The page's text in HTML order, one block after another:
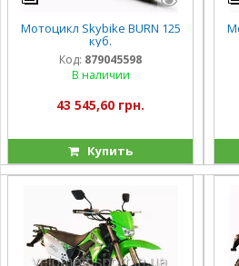
Мотоцикл Skybike BURN 125
куб.
Код: 879045598
В наличии
43 545,60 грн.
Купить